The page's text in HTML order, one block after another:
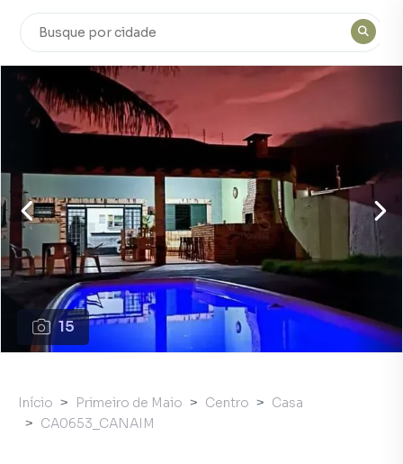
15
Início Primeiro de Maio Centro
Casa
CA0653_CANAIM